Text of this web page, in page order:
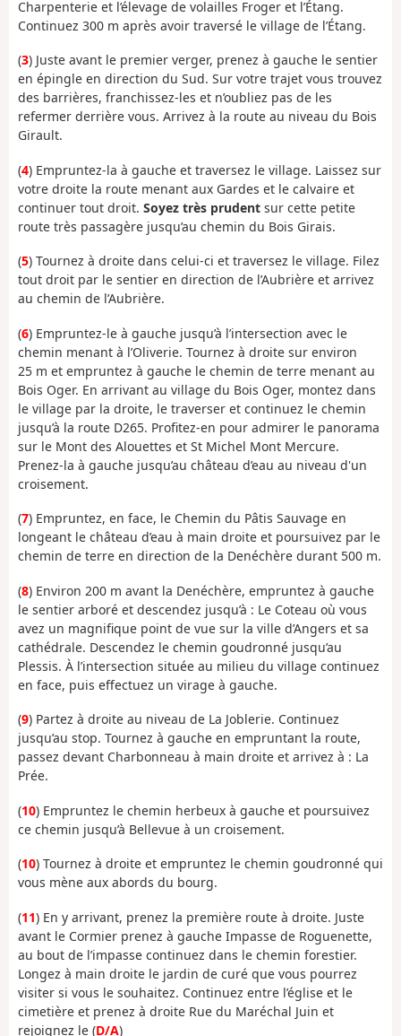
Charpenterie et l’élevage de volailles Froger et l’Étang.
Continuez 300 m après avoir traversé le village de l’Étang.
(3) Juste avant le premier verger, prenez à gauche le sentier
en épingle en direction du Sud. Sur votre trajet vous trouvez
des barrières, franchissez-les et n’oubliez pas de les
refermer derrière vous. Arrivez à la route au niveau du Bois
Girault.
(4) Empruntez-la à gauche et traversez le village. Laissez sur
votre droite la route menant aux Gardes et le calvaire et
continuer tout droit. Soyez très prudent sur cette petite
route très passagère jusqu’au chemin du Bois Girais.
(5) Tournez à droite dans celui-ci et traversez le village. Filez
tout droit par le sentier en direction de l’Aubrière et arrivez
au chemin de l’Aubrière.
(6) Empruntez-le à gauche jusqu’à l’intersection avec le
chemin menant à l’Oliverie. Tournez à droite sur environ
25 m et empruntez à gauche le chemin de terre menant au
Bois Oger. En arrivant au village du Bois Oger, montez dans
le village par la droite, le traverser et continuez le chemin
jusqu’à la route D265. Profitez-en pour admirer le panorama
sur le Mont des Alouettes et St Michel Mont Mercure.
Prenez-la à gauche jusqu’au château d’eau au niveau d'un
croisement.
(7) Empruntez, en face, le Chemin du Pâtis Sauvage en
longeant le château d’eau à main droite et poursuivez par le
chemin de terre en direction de la Denéchère durant 500 m.
(8) Environ 200 m avant la Denéchère, empruntez à gauche
le sentier arboré et descendez jusqu’à : Le Coteau où vous
avez un magnifique point de vue sur la ville d’Angers et sa
cathédrale. Descendez le chemin goudronné jusqu’au
Plessis. À l’intersection située au milieu du village continuez
en face, puis effectuez un virage à gauche.
(9) Partez à droite au niveau de La Joblerie. Continuez
jusqu’au stop. Tournez à gauche en empruntant la route,
passez devant Charbonneau à main droite et arrivez à : La
Prée.
(10) Empruntez le chemin herbeux à gauche et poursuivez
ce chemin jusqu’à Bellevue à un croisement.
(10) Tournez à droite et empruntez le chemin goudronné qui
vous mène aux abords du bourg.
(11) En y arrivant, prenez la première route à droite. Juste
avant le Cormier prenez à gauche Impasse de Roguenette,
au bout de l’impasse continuez dans le chemin forestier.
Longez à main droite le jardin de curé que vous pourrez
visiter si vous le souhaitez. Continuez entre l’église et le
cimetière et prenez à droite Rue du Maréchal Juin et
rejoignez le (D/A)